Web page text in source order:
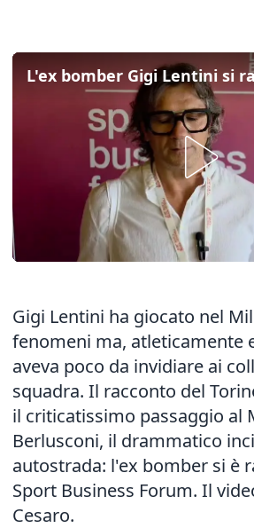
Gigi Lentini ha giocato nel
fenomeni ma, atleticamente
aveva poco da invidiare ai
squadra. Il racconto del
il criticatissimo passaggio al
Berlusconi, il drammatico
autostrada: l'ex bomber si è
Sport Business Forum. Il
Cesaro.